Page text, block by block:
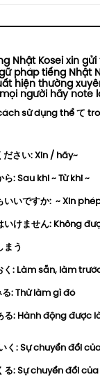
Nhật Kosei xin
pháp tiếng Nhật
hiện thường
mọi người hãy note
sử dụng thể て
ださい: Xin / hãy~
ら: Sau khi ~ Từ khi ~
いいですか: ~ Xin
いけません: Không
まう
く: Làm sẵn, làm
る: Thử làm gì đó
る: Hành động
いく: Sự chuyển đổi
くる: Sự chuyển đổi